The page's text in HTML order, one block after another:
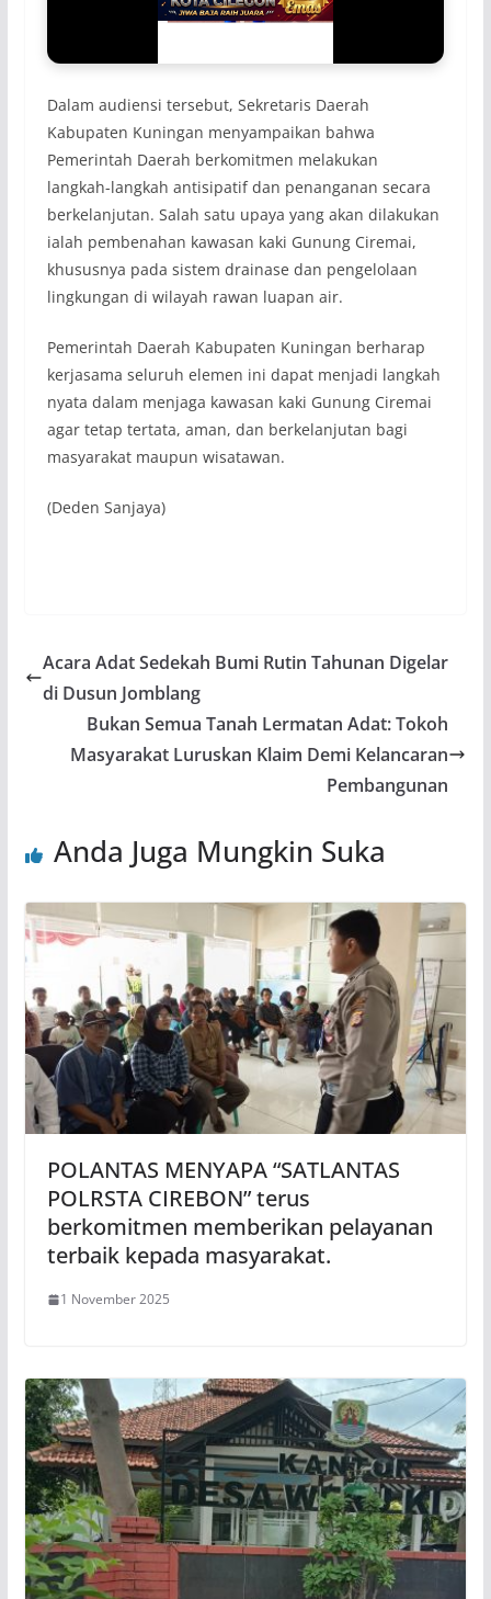
Dalam audiensi tersebut, Sekretaris Daerah
Kabupaten Kuningan menyampaikan bahwa
Pemerintah Daerah berkomitmen melakukan
langkah-langkah antisipatif dan penanganan secara
berkelanjutan. Salah satu upaya yang akan dilakukan
ialah pembenahan kawasan kaki Gunung Ciremai,
khususnya pada sistem drainase dan pengelolaan
lingkungan di wilayah rawan luapan air.
Pemerintah Daerah Kabupaten Kuningan berharap
kerjasama seluruh elemen ini dapat menjadi langkah
nyata dalam menjaga kawasan kaki Gunung Ciremai
agar tetap tertata, aman, dan berkelanjutan bagi
masyarakat maupun wisatawan.
(Deden Sanjaya)
Acara Adat Sedekah Bumi Rutin Tahunan Digelar
di Dusun Jomblang
Bukan Semua Tanah Lermatan Adat: Tokoh
Masyarakat Luruskan Klaim Demi Kelancaran
Pembangunan
Anda Juga Mungkin Suka
POLANTAS MENYAPA “SATLANTAS
POLRSTA CIREBON” terus
berkomitmen memberikan pelayanan
terbaik kepada masyarakat.
1 November 2025